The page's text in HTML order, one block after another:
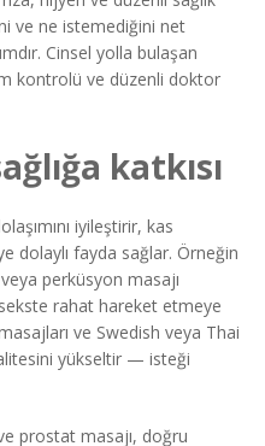
ve ne istemediğini net
Cinsel yolla bulaşan
kontrolü ve düzenli doktor
katkısı
iyileştirir, kas
dolaylı fayda sağlar. Örneğin
perküsyon masajı
rahat hareket etmeye
ve Swedish veya Thai
yükseltir — isteği
prostat masajı, doğru